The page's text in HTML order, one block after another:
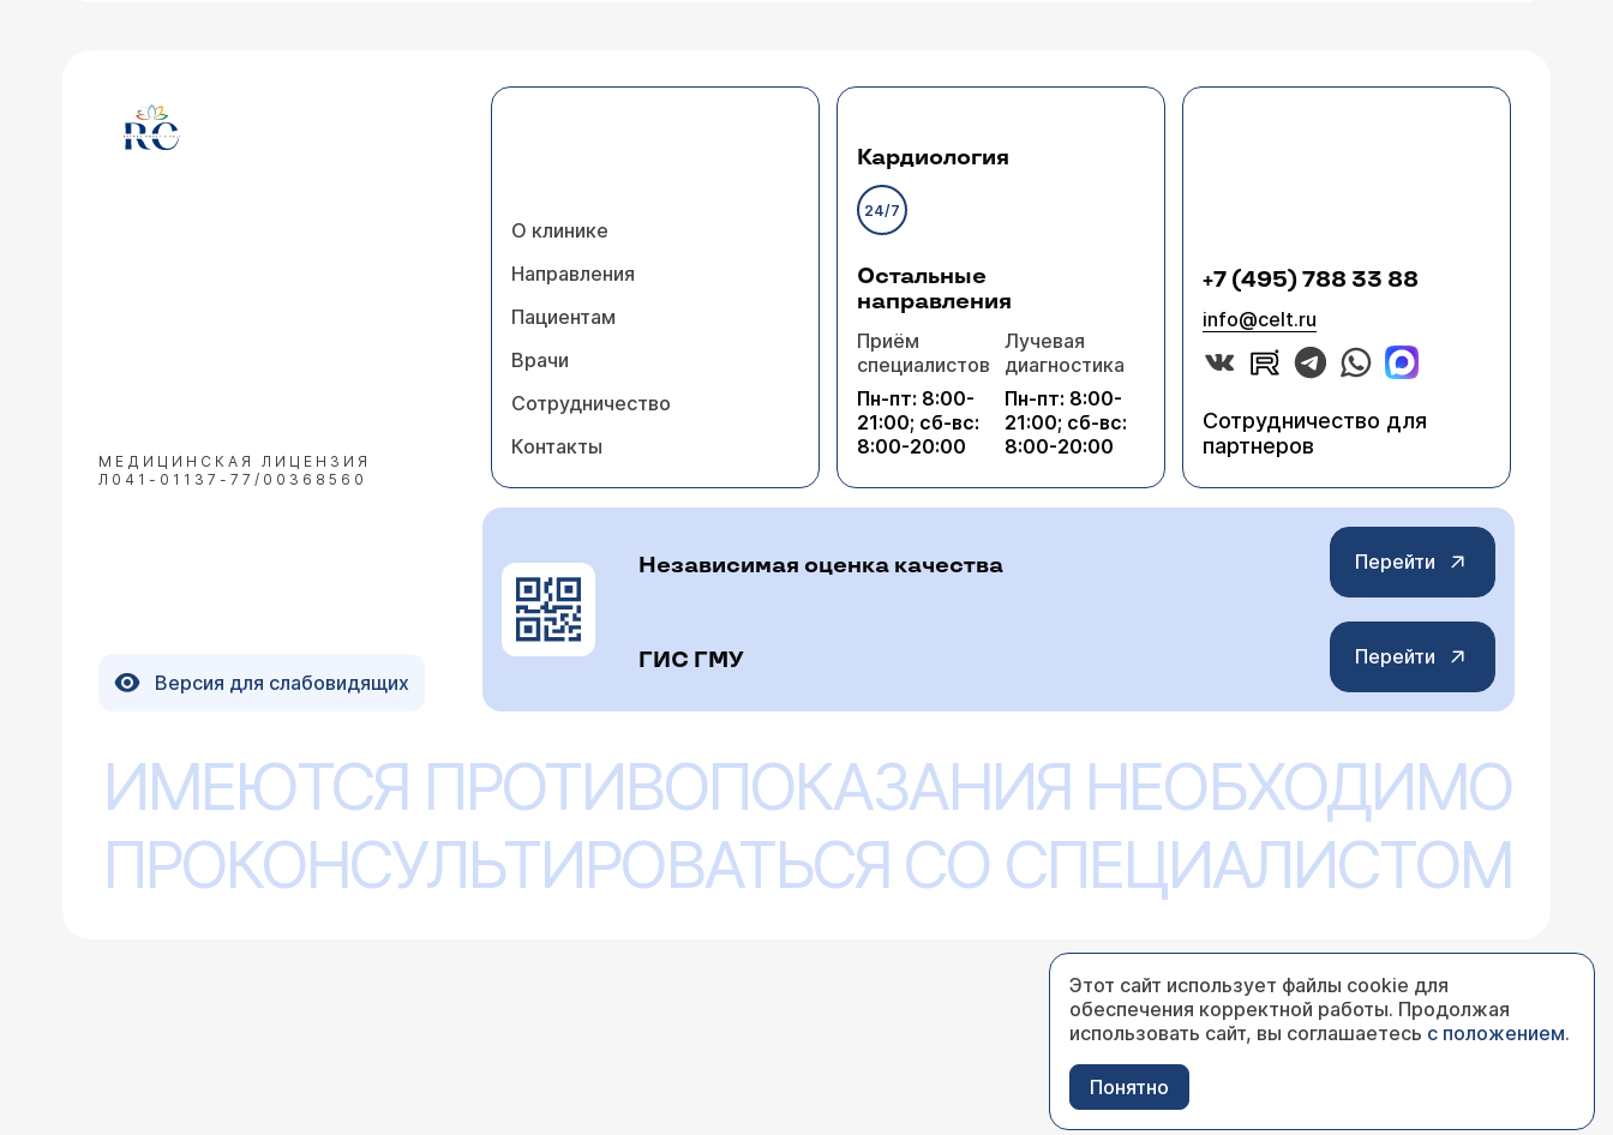
МЕДИЦИНСКАЯ ЛИЦЕНЗИЯ
Л041-01137-77/00368560
О клинике
Направления
Пациентам
Врачи
Сотрудничество
Контакты
Кардиология
24/7
Остальные
направления
Приём
специалистов
Пн-пт: 8:00-
21:00; сб-вс:
8:00-20:00
Лучевая
диагностика
Пн-пт: 8:00-
21:00; сб-вс:
8:00-20:00
+7 (495) 788 33 88
info@celt.ru
Сотрудничество для
партнеров
Версия для слабовидящих
Независимая оценка качества Перейти
ГИС ГМУ Перейти
ИМЕЮТСЯ ПРОТИВОПОКАЗАНИЯ НЕОБХОДИМО
ПРОКОНСУЛЬТИРОВАТЬСЯ СО СПЕЦИАЛИСТОМ
Этот сайт использует файлы cookie для
обеспечения корректной работы. Продолжая
использовать сайт, вы соглашаетесь с положением.
Понятно